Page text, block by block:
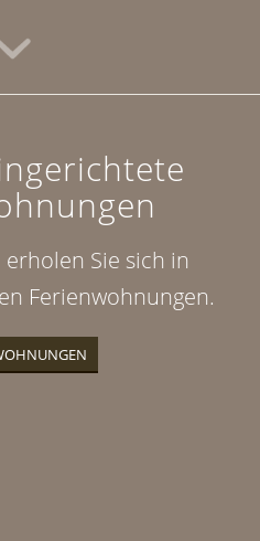
Sie sich in
Ferienwohnungen.